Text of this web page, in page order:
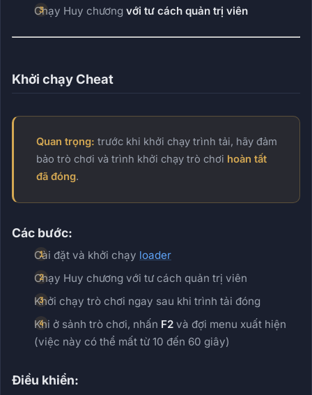
Chạy Huy chương với tư cách quản trị viên
Khởi chạy Cheat
Quan trọng: trước khi khởi chạy trình tải, hãy đảm
bảo trò chơi và trình khởi chạy trò chơi hoàn tất
đã đóng.
Các bước:
Cài đặt và khởi chạy loader
Chạy Huy chương với tư cách quản trị viên
Khởi chạy trò chơi ngay sau khi trình tải đóng
Khi ở sảnh trò chơi, nhấn F2 và đợi menu xuất hiện
(việc này có thể mất từ 10 đến 60 giây)
Điều khiển: